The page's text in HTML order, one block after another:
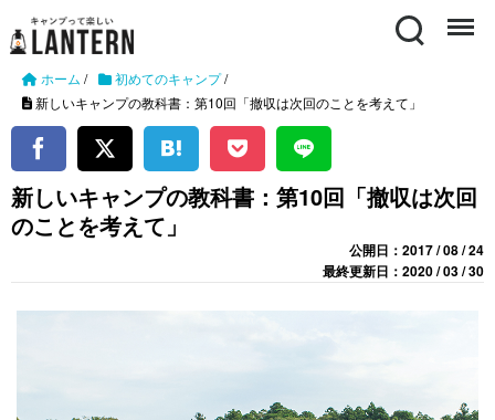
Search Menu
ホーム / 初めてのキャンプ/
新しいキャンプの教科書：第10回「撤収は次回のことを考えて」
新しいキャンプの教科書：第10回「撤収は次回
のことを考えて」
公開日：2017 / 08 / 24
最終更新日：2020 / 03 / 30